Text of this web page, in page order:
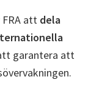
att dela
garantera att